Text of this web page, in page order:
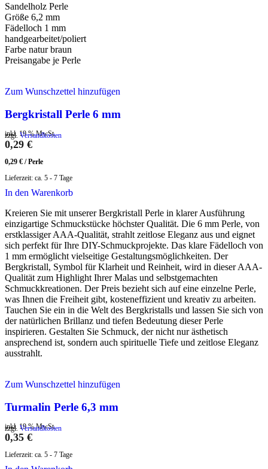
Sandelholz Perle
Größe 6,2 mm
Fädelloch 1 mm
handgearbeitet/poliert
Farbe natur braun
Preisangabe je Perle
Zum Wunschzettel hinzufügen
Bergkristall Perle 6 mm
inkl. 19 % MwSt.
zzgl. Versandkosten
0,29 €
0,29 € /Perle
Lieferzeit: ca. 5 - 7 Tage
In den Warenkorb
Kreieren Sie mit unserer Bergkristall Perle in klarer Ausführung
einzigartige Schmuckstücke höchster Qualität. Die 6 mm Perle, von
erstklassiger AAA-Qualität, strahlt zeitlose Eleganz aus und eignet
sich perfekt für Ihre DIY-Schmuckprojekte. Das klare Fädelloch von
1 mm ermöglicht vielseitige Gestaltungsmöglichkeiten. Der
Bergkristall, Symbol für Klarheit und Reinheit, wird in dieser AAA-
Qualität zum Highlight Ihrer Malas und selbstgemachten
Schmuckkreationen. Der Preis bezieht sich auf eine einzelne Perle,
was Ihnen die Freiheit gibt, kosteneffizient und kreativ zu arbeiten.
Tauchen Sie ein in die Welt des Bergkristalls und lassen Sie sich von
der natürlichen Brillanz und tiefen Bedeutung dieser Perle
inspirieren. Gestalten Sie Schmuck, der nicht nur ästhetisch
ansprechend ist, sondern auch spirituelle Tiefe und zeitlose Eleganz
ausstrahlt.
Zum Wunschzettel hinzufügen
Turmalin Perle 6,3 mm
inkl. 19 % MwSt.
zzgl. Versandkosten
0,35 €
Lieferzeit: ca. 5 - 7 Tage